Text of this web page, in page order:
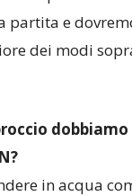
partita e
dei modi
in acqua